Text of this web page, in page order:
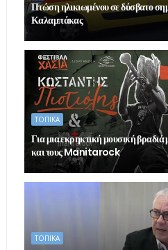
Πτώση ηλικιωμένου σε δύσβατο
Καλαμπάκας
ΤΟΠΙΚΑ
Για μια εκρηκτική μουσική
και τους Manitarock
ΤΟΠΙΚΑ